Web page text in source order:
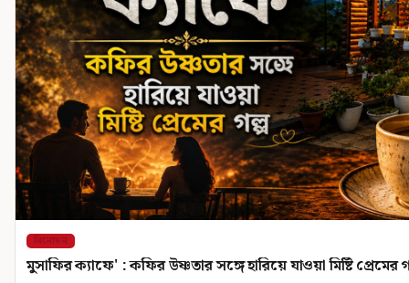
বিনোদন
মুসাফির ক্যাফে' : কফির উষ্ণতার সঙ্গে হারিয়ে যাওয়া মিষ্টি প্রেমের